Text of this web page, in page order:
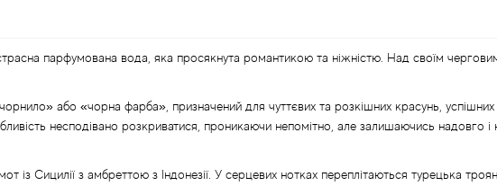
парфумована вода, яка просякнута романтикою та ніжністю. Над своїм
або «чорна фарба», призначений для чуттєвих та розкішних красунь, успішних
несподівано розкриватися, проникаючи непомітно, але залишаючись надовго і
Сицилії з амбреттою з Індонезії. У серцевих нотках переплітаються турецька